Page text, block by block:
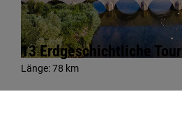
13 Erdgeschichtliche Tour
Länge:78 km